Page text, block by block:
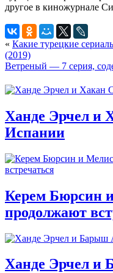
« Какие турецкие
(2019)
Ветреный — 7 серия,
Ханде Эрчел и
Испании
Керем Бюрсин
продолжают
Ханде Эрчел и